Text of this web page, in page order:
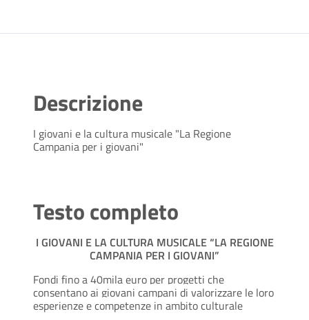
Descrizione
I giovani e la cultura musicale "La Regione
Campania per i giovani"
Testo completo
I GIOVANI E LA CULTURA MUSICALE “LA REGIONE
CAMPANIA PER I GIOVANI”
Fondi fino a 40mila euro per progetti che
consentano ai giovani campani di valorizzare le loro
esperienze e competenze in ambito culturale